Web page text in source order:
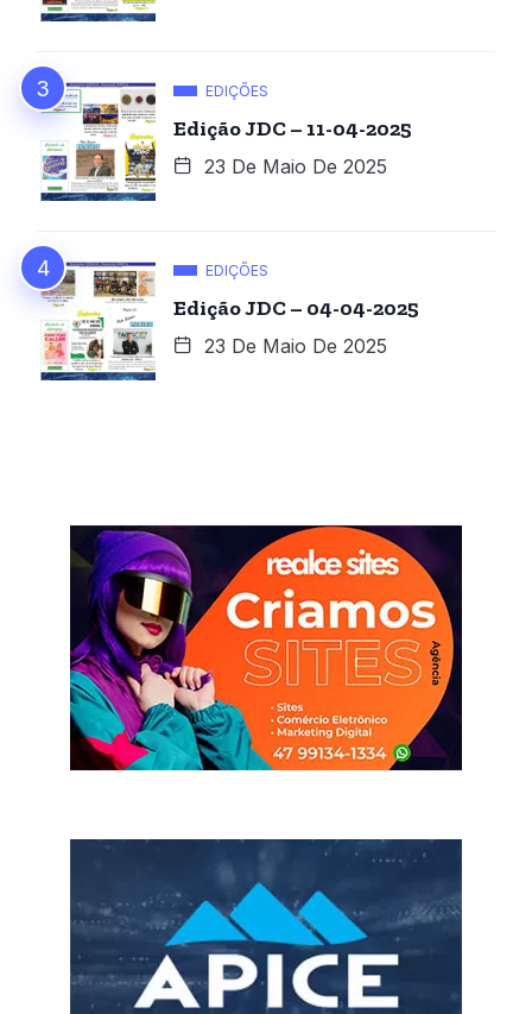
EDIÇÕES
Edição JDC – 11-04-2025
23 De Maio De 2025
EDIÇÕES
Edição JDC – 04-04-2025
23 De Maio De 2025